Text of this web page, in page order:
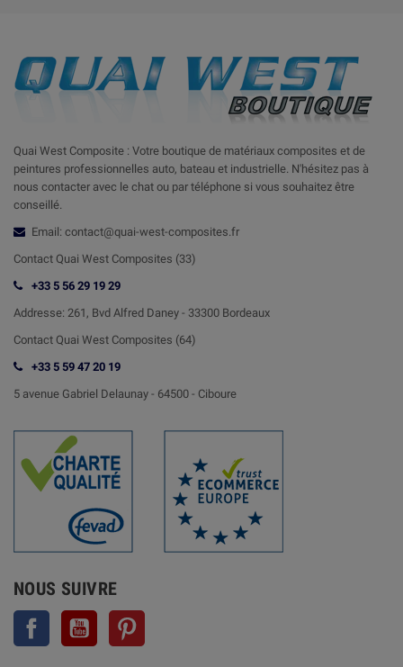
Quai West Composite : Votre boutique de matériaux composites et de
peintures professionnelles auto, bateau et industrielle. N'hésitez pas à
nous contacter avec le chat ou par téléphone si vous souhaitez être
conseillé.
Email: contact@quai-west-composites.fr
Contact Quai West Composites (33)
+33 5 56 29 19 29
Addresse: 261, Bvd Alfred Daney - 33300 Bordeaux
Contact Quai West Composites (64)
+33 5 59 47 20 19
5 avenue Gabriel Delaunay - 64500 - Ciboure
NOUS SUIVRE
Facebook YouTube